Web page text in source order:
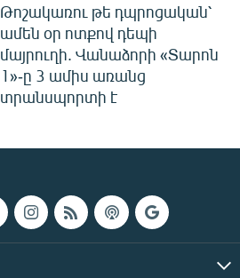
Թոշակառու թե դպրոցական՝
ամեն օր ոտքով դեպի
մայրուղի. Վանաձորի «Տարոն
1»-ը 3 ամիս առանց
տրանսպորտի է